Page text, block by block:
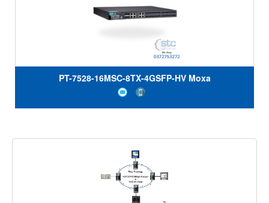
PT-7528-16MSC-8TX-4GSFP-HV Moxa